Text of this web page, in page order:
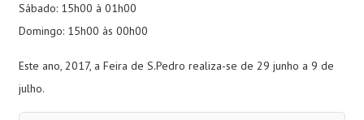
Sábado: 15h00 à 01h00
Domingo: 15h00 às 00h00
Este ano, 2017, a Feira de S.Pedro realiza-se de 29 junho a 9 de
julho.